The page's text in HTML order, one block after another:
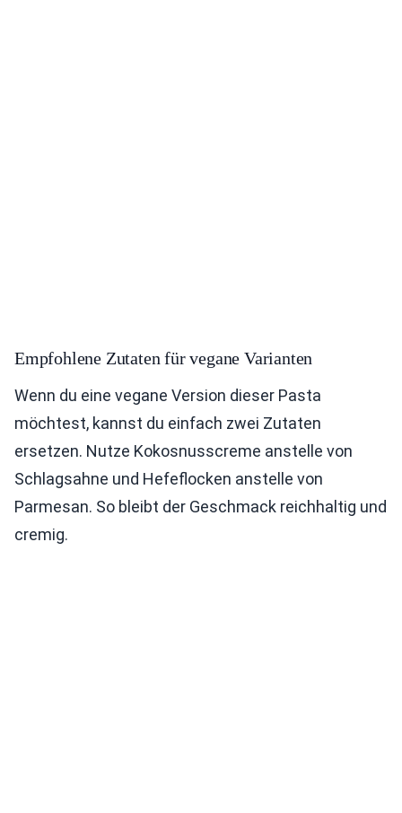
Empfohlene Zutaten für vegane Varianten
Wenn du eine vegane Version dieser Pasta
möchtest, kannst du einfach zwei Zutaten
ersetzen. Nutze Kokosnusscreme anstelle von
Schlagsahne und Hefeflocken anstelle von
Parmesan. So bleibt der Geschmack reichhaltig und
cremig.